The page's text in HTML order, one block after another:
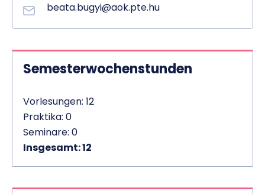
beata.bugyi@aok.pte.hu
Semesterwochenstunden
Vorlesungen: 12
Praktika: 0
Seminare: 0
Insgesamt: 12